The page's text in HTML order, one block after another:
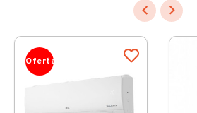
 
Oferta